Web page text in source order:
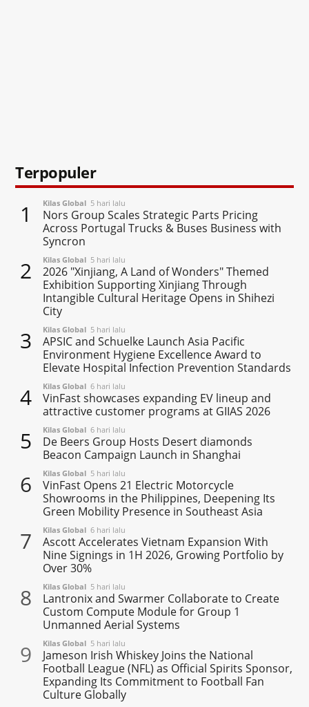
Terpopuler
1 Kilas Global 5 hari lalu
Nors Group Scales Strategic Parts Pricing
Across Portugal Trucks & Buses Business with
Syncron
2 Kilas Global 5 hari lalu
2026 "Xinjiang, A Land of Wonders" Themed
Exhibition Supporting Xinjiang Through
Intangible Cultural Heritage Opens in Shihezi
City
3 Kilas Global 5 hari lalu
APSIC and Schuelke Launch Asia Pacific
Environment Hygiene Excellence Award to
Elevate Hospital Infection Prevention Standards
4 Kilas Global 6 hari lalu
VinFast showcases expanding EV lineup and
attractive customer programs at GIIAS 2026
5 Kilas Global 6 hari lalu
De Beers Group Hosts Desert diamonds
Beacon Campaign Launch in Shanghai
6 Kilas Global 5 hari lalu
VinFast Opens 21 Electric Motorcycle
Showrooms in the Philippines, Deepening Its
Green Mobility Presence in Southeast Asia
7 Kilas Global 6 hari lalu
Ascott Accelerates Vietnam Expansion With
Nine Signings in 1H 2026, Growing Portfolio by
Over 30%
8 Kilas Global 5 hari lalu
Lantronix and Swarmer Collaborate to Create
Custom Compute Module for Group 1
Unmanned Aerial Systems
9 Kilas Global 5 hari lalu
Jameson Irish Whiskey Joins the National
Football League (NFL) as Official Spirits Sponsor,
Expanding Its Commitment to Football Fan
Culture Globally